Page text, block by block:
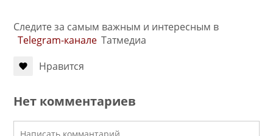
Следите за самым важным и интересным в
Telegram-канале Татмедиа
Нравится
Нет комментариев